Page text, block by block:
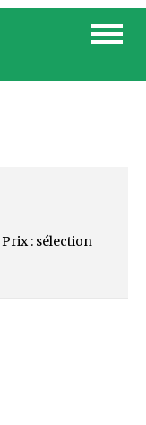
Toggle
Prix : sélection